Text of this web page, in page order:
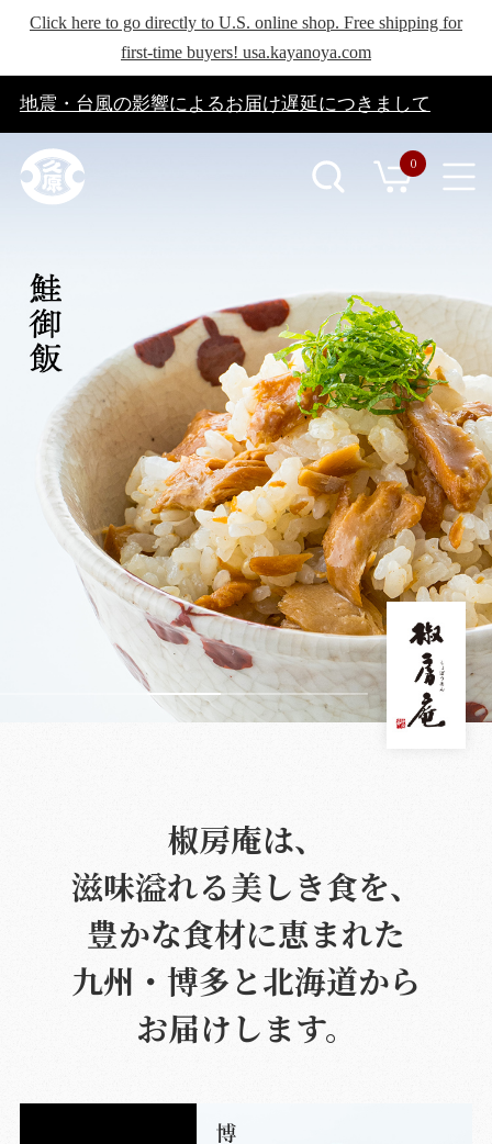
Click here to go directly to U.S. online shop. Free shipping for
first-time buyers! usa.kayanoya.com
地震・台風の影響によるお届け遅延につきまして
0
椒房庵は、
滋味溢れる美しき食を、
豊かな食材に恵まれた
九州・博多と北海道から
お届けします。